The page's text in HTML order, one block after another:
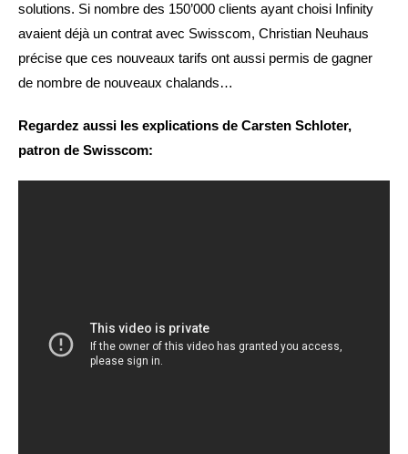
solutions. Si nombre des 150’000 clients ayant choisi Infinity
avaient déjà un contrat avec Swisscom, Christian Neuhaus
précise que ces nouveaux tarifs ont aussi permis de gagner
de nombre de nouveaux chalands…
Regardez aussi les explications de Carsten Schloter,
patron de Swisscom: